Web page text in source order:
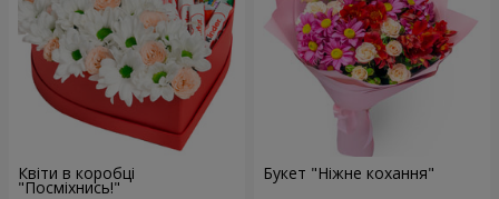
Квіти в коробці
"Посміхнись!"
Букет "Ніжне кохання"